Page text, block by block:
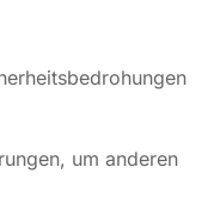
um anderen